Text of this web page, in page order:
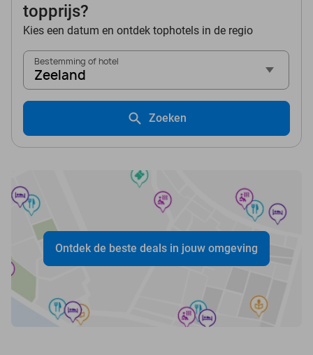
topprijs?
Kies een datum en ontdek tophotels in de regio
Bestemming of hotel
Zeeland
Zoeken
Ontdek de beste deals in jouw omgeving